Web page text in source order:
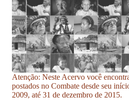
Atenção: Neste Acervo você
postados no Combate desde seu
2009, até 31 de dezembro de 2015.